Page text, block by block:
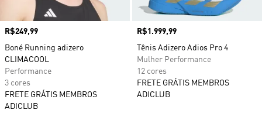
Preço
R$249,99
Boné Running adizero
CLIMACOOL
Performance
3 cores
FRETE GRÁTIS MEMBROS
ADICLUB
Preço
R$1.999,99
Tênis Adizero Adios Pro 4
Mulher Performance
12 cores
FRETE GRÁTIS MEMBROS
ADICLUB